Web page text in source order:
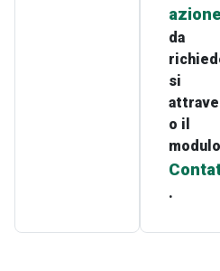
azione
da
si
o il
modulo
.